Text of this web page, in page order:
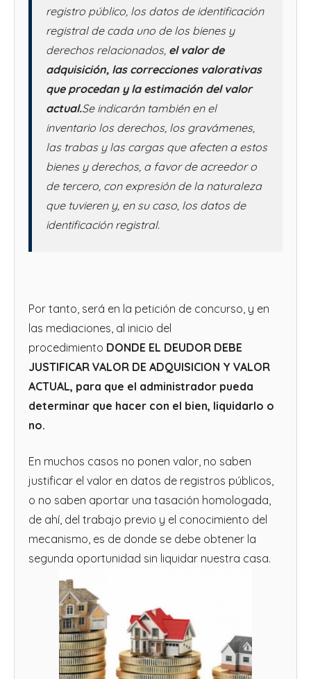
registro público, los datos de identificación
registral de cada uno de los bienes y
derechos relacionados, el valor de
adquisición, las correcciones valorativas
que procedan y la estimación del valor
actual.Se indicarán también en el
inventario los derechos, los gravámenes,
las trabas y las cargas que afecten a estos
bienes y derechos, a favor de acreedor o
de tercero, con expresión de la naturaleza
que tuvieren y, en su caso, los datos de
identificación registral.
Por tanto, será en la petición de concurso, y en
las mediaciones, al inicio del
procedimiento DONDE EL DEUDOR DEBE
JUSTIFICAR VALOR DE ADQUISICION Y VALOR
ACTUAL, para que el administrador pueda
determinar que hacer con el bien, liquidarlo o
no.
En muchos casos no ponen valor, no saben
justificar el valor en datos de registros públicos,
o no saben aportar una tasación homologada,
de ahí, del trabajo previo y el conocimiento del
mecanismo, es de donde se debe obtener la
segunda oportunidad sin liquidar nuestra casa.